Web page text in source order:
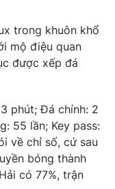
trong khuôn khổ
mộ điệu quan
được xếp đá
phút; Đá chính: 2
55 lần; Key pass:
về chỉ số, cứ sau
bóng thành
có 77%, trận